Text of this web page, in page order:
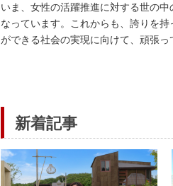
いま、女性の活躍推進に対する世の
なっています。これからも、誇りを
ができる社会の実現に向けて、頑張っ
新着記事